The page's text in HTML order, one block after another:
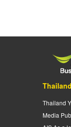
Thailand
Media